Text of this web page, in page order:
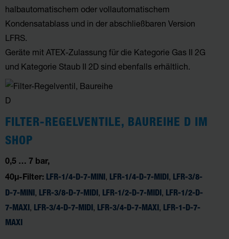
halbautomatischem oder vollautomatischem
Kondensatablass und in der abschließbaren Version
LFRS.
Geräte mit ATEX-Zulassung für die Kategorie Gas II 2G
und Kategorie Staub II 2D sind ebenfalls erhältlich.
FILTER-REGELVENTILE, BAUREIHE D IM
SHOP
0,5 … 7 bar,
40µ-Filter: LFR-1/4-D-7-MINI, LFR-1/4-D-7-MIDI, LFR-3/8-
D-7-MINI, LFR-3/8-D-7-MIDI, LFR-1/2-D-7-MIDI, LFR-1/2-D-
7-MAXI, LFR-3/4-D-7-MIDI, LFR-3/4-D-7-MAXI, LFR-1-D-7-
MAXI